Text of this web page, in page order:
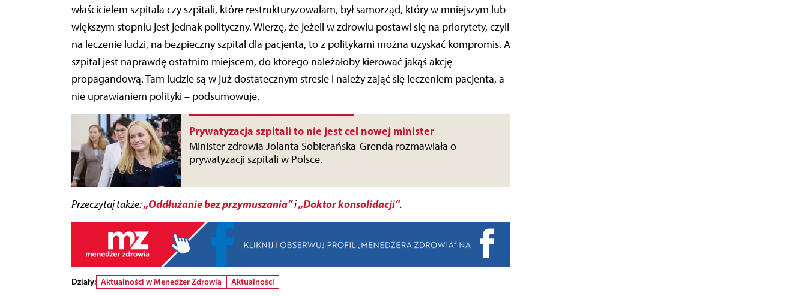
właścicielem szpitala czy szpitali, które restrukturyzowałam, był samorząd, który w mniejszym lub
większym stopniu jest jednak polityczny. Wierzę, że jeżeli w zdrowiu postawi się na priorytety, czyli
na leczenie ludzi, na bezpieczny szpital dla pacjenta, to z politykami można uzyskać kompromis. A
szpital jest naprawdę ostatnim miejscem, do którego należałoby kierować jakąś akcję
propagandową. Tam ludzie są w już dostatecznym stresie i należy zająć się leczeniem pacjenta, a
nie uprawianiem polityki – podsumowuje.
Prywatyzacja szpitali to nie jest cel nowej minister
Minister zdrowia Jolanta Sobierańska-Grenda rozmawiała o
prywatyzacji szpitali w Polsce.
Przeczytaj także:„Oddłużanie bez przymuszania”i„Doktor konsolidacji”.
Działy: Aktualności w Menedżer Zdrowia
Aktualności